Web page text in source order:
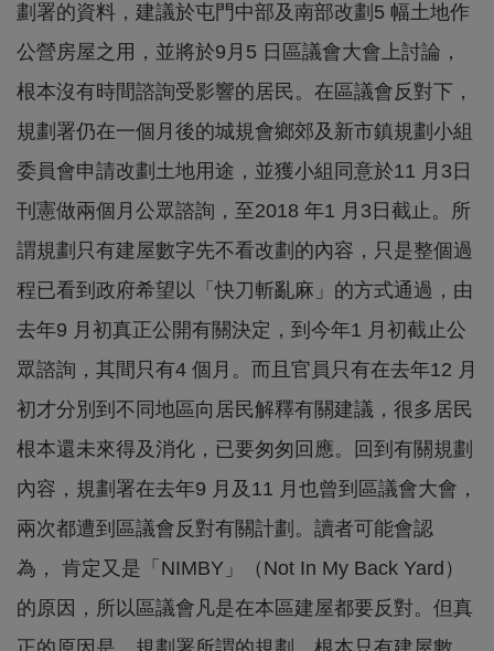
劃署的資料，建議於屯門中部及南部改劃5 幅土地作
公營房屋之用，並將於9月5 日區議會大會上討論，
根本沒有時間諮詢受影響的居民。在區議會反對下，
規劃署仍在一個月後的城規會鄉郊及新市鎮規劃小組
委員會申請改劃土地用途，並獲小組同意於11 月3日
刊憲做兩個月公眾諮詢，至2018 年1 月3日截止。所
謂規劃只有建屋數字先不看改劃的內容，只是整個過
程已看到政府希望以「快刀斬亂麻」的方式通過，由
去年9 月初真正公開有關決定，到今年1 月初截止公
眾諮詢，其間只有4 個月。而且官員只有在去年12 月
初才分別到不同地區向居民解釋有關建議，很多居民
根本還未來得及消化，已要匆匆回應。回到有關規劃
內容，規劃署在去年9 月及11 月也曾到區議會大會，
兩次都遭到區議會反對有關計劃。讀者可能會認
為， 肯定又是「NIMBY」（Not In My Back Yard）
的原因，所以區議會凡是在本區建屋都要反對。但真